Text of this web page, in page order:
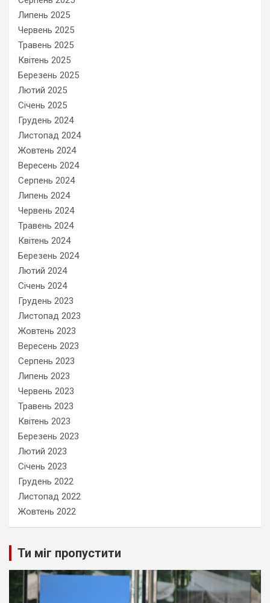
Липень 2025
Червень 2025
Травень 2025
Квітень 2025
Березень 2025
Лютий 2025
Січень 2025
Грудень 2024
Листопад 2024
Жовтень 2024
Вересень 2024
Серпень 2024
Липень 2024
Червень 2024
Травень 2024
Квітень 2024
Березень 2024
Лютий 2024
Січень 2024
Грудень 2023
Листопад 2023
Жовтень 2023
Вересень 2023
Серпень 2023
Липень 2023
Червень 2023
Травень 2023
Квітень 2023
Березень 2023
Лютий 2023
Січень 2023
Грудень 2022
Листопад 2022
Жовтень 2022
Ти міг пропустити